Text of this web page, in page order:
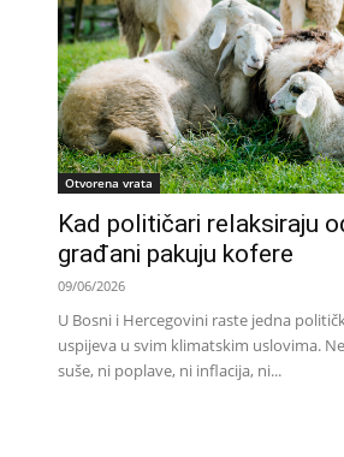
Otvorena vrata
Kad političari relaksiraju
građani pakuju kofere
09/06/2026
U Bosni i Hercegovini raste jedna
uspijeva u svim klimatskim uslovima.
suše, ni poplave, ni inflacija, ni...